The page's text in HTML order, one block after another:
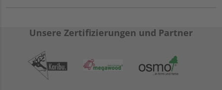
Unsere Zertifizierungen und Partner